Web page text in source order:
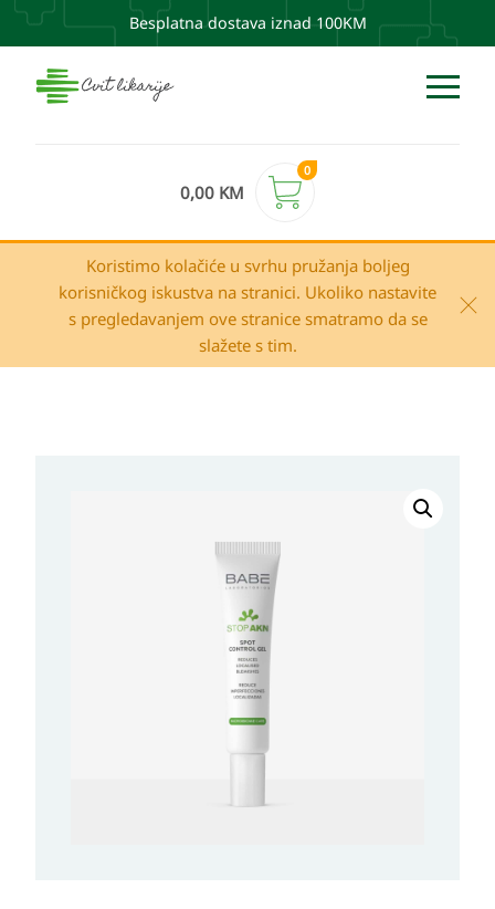
Besplatna dostava iznad 100KM
0,00 KM
0
Koristimo kolačiće u svrhu pružanja boljeg
korisničkog iskustva na stranici. Ukoliko nastavite
s pregledavanjem ove stranice smatramo da se
slažete s tim.